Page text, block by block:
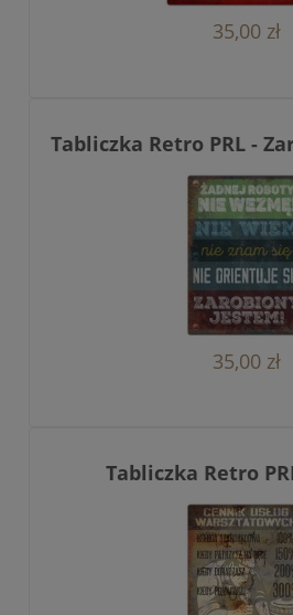
35,00 zł
Tabliczka Retro PRL -
35,00 zł
Tabliczka Retro